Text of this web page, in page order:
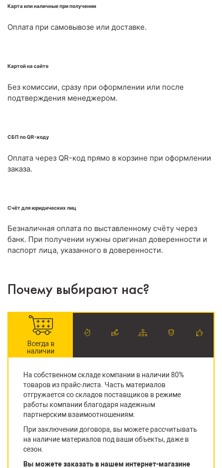
Карта или наличные при получении
Оплата при самовывозе или доставке.
Картой на сайте
Без комиссии, сразу при оформлении или после
подтверждения менеджером.
СБП по QR-коду
Оплата через QR-код прямо в корзине при оформлении
заказа.
Счёт для юридических лиц
Безналичная оплата по выставленному счёту через
банк. При получении нужны оригинал доверенности и
паспорт лица, указанного в доверенности.
Почему выбирают нас?
Всегда в
наличии
На собственном складе компании в наличии 80%
товаров из прайс-листа. Часть материалов
отгружается со складов поставщиков в режиме
работы компании благодаря надежным
партнерским взаимоотношениям.
При заключении договора, вы можете рассчитывать
на наличие материалов под ваши объекты, даже в
сезон.
Вы можете заказать в нашем интернет-магазине